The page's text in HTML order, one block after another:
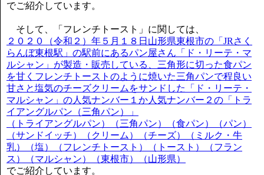
でご紹介しています。
そして、「フレンチトースト」に関しては、
２０２０（令和２）年５月１８日山形県東根市の「JRさく
らんぼ東根駅」の駅前にあるパン屋さん「ド・リーテ・マ
ルシャン」が製造・販売している、三角形に切った食パン
を甘くフレンチトーストのように焼いた三角パンで程良い
甘さと塩気のチーズクリームをサンドした「ド・リーテ・
マルシャン」の人気ナンバー１か人気ナンバー２の「トラ
イアングルパン（三角パン）」
（トライアングルパン）（三角パン）（食パン）（パン）
（サンドイッチ）（クリーム）（チーズ）（ミルク・牛
乳）（塩）（フレンチトースト）（トースト）（フラン
ス）（マルシャン）（東根市）（山形県）
でご紹介しています。